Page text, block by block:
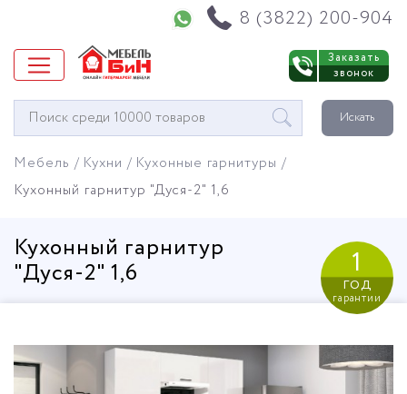
8 (3822) 200-904
Заказать
звонок
Окно
поиска
Искать
Мебель Кухни
Кухонные гарнитуры
Кухонный гарнитур "Дуся-2" 1,6
Кухонный гарнитур
"Дуся-2" 1,6
1
год
гарантии